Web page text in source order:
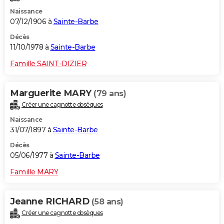
Naissance
07/12/1906 à Sainte-Barbe
Décès
11/10/1978 à Sainte-Barbe
Famille SAINT-DIZIER
Marguerite MARY (79 ans)
Créer une cagnotte obsèques
Naissance
31/07/1897 à Sainte-Barbe
Décès
05/06/1977 à Sainte-Barbe
Famille MARY
Jeanne RICHARD (58 ans)
Créer une cagnotte obsèques